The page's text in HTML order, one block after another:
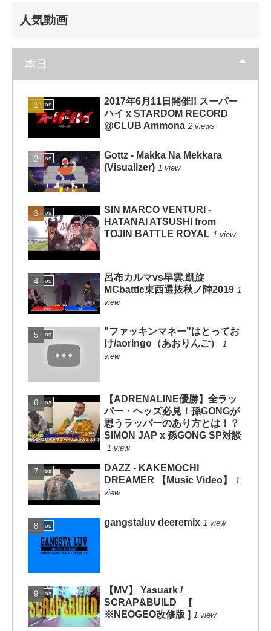
人気動画
本日
Videos
2017年6月11日開催!! スーパー
ハイ x STARDOM RECORD
@CLUB Ammona 2 views
Videos
Gottz - Makka Na Mekkara
(Visualizer) 1 view
Videos
SIN MARCO VENTURI -
HATANAI ATSUSHI from
TOJIN BATTLE ROYAL 1 view
Videos
呂布カルマvs早雲.凱旋
MCbattle東西選抜秋ノ陣2019 1
view
Videos
”ファッキンマネー”はとってお
け/aoringo（あおりんご）
1
view
Videos
【ADRENALINE優勝】全ラッ
パー・ヘッズ必見！孫GONGが
思うラッパーのあり方とは！？
SIMON JAP x 孫GONG SP対談
1 view
Videos
DAZZ - KAKEMOCHI
DREAMER 【Music Video】
1
view
Videos gangstaluv deeremix 1 view
Videos
【MV】 Yasuark /
SCRAP&BUILD [
※NEOGEO改修版 ] 1 view